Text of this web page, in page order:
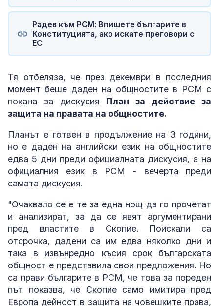
Радев към РСМ: Впишете българите в
Конституцията, ако искате преговори с
ЕС
Тя отбеляза, че през декември в последния
момент беше даден на общностите в РСМ с
покана за дискусия План за действие за
защита на правата на общностите.
Планът е готвен в продължение на 3 години,
но е даден на английски език на общностите
едва 5 дни преди официалната дискусия, а на
официалния език в РСМ - вечерта преди
самата дискусия.
"Очаквало се е те за една нощ да го прочетат
и анализират, за да се явят аргументирани
пред властите в Скопие. Поискали са
отсрочка, дадени са им едва няколко дни и
така в извънредно късия срок българската
общност е представила свои предложения. Но
са прави българите в РСМ, че това за пореден
път показва, че Скопие само имитира пред
Европа дейност в защита на човешките права,